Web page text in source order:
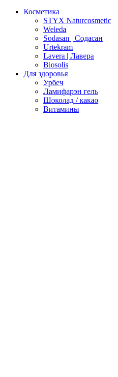
Косметика
STYX Naturcosmetic
Weleda
Sodasan | Содасан
Urtekram
Lavera | Лавера
Biosolis
Для здоровья
Урбеч
Ламифарэн гель
Шоколад / какао
Витамины